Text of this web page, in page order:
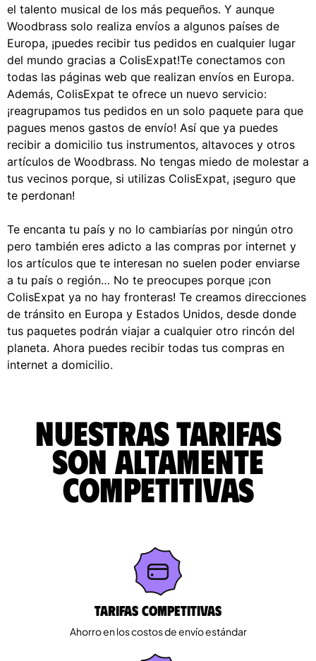
el talento musical de los más pequeños. Y aunque
Woodbrass solo realiza envíos a algunos países de
Europa, ¡puedes recibir tus pedidos en cualquier lugar
del mundo gracias a ColisExpat!Te conectamos con
todas las páginas web que realizan envíos en Europa.
Además, ColisExpat te ofrece un nuevo servicio:
¡reagrupamos tus pedidos en un solo paquete para que
pagues menos gastos de envío! Así que ya puedes
recibir a domicilio tus instrumentos, altavoces y otros
artículos de Woodbrass. No tengas miedo de molestar a
tus vecinos porque, si utilizas ColisExpat, ¡seguro que
te perdonan!
Te encanta tu país y no lo cambiarías por ningún otro
pero también eres adicto a las compras por internet y
los artículos que te interesan no suelen poder enviarse
a tu país o región… No te preocupes porque ¡con
ColisExpat ya no hay fronteras! Te creamos direcciones
de tránsito en Europa y Estados Unidos, desde donde
tus paquetes podrán viajar a cualquier otro rincón del
planeta. Ahora puedes recibir todas tus compras en
internet a domicilio.
Nuestras tarifas
son altamente
competitivas
Tarifas competitivas
Ahorro en los costos de envío estándar